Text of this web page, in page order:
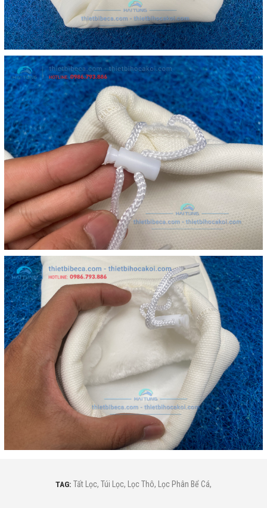
TAG: Tất Lọc, Túi Lọc, Lọc Thô, Lọc Phân Bể Cá,